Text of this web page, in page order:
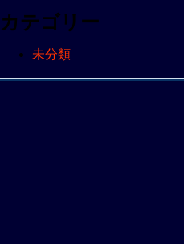
カテゴリー
未分類